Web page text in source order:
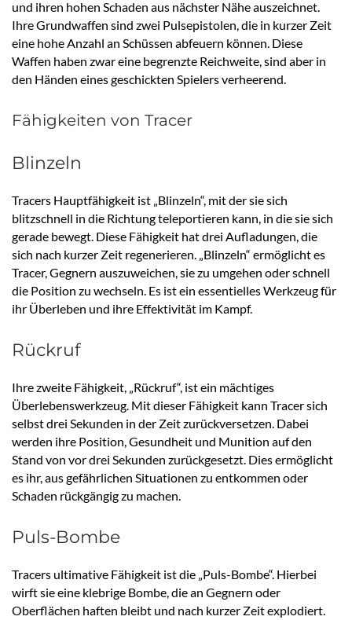
und ihren hohen Schaden aus nächster Nähe auszeichnet.
Ihre Grundwaffen sind zwei Pulsepistolen, die in kurzer Zeit
eine hohe Anzahl an Schüssen abfeuern können. Diese
Waffen haben zwar eine begrenzte Reichweite, sind aber in
den Händen eines geschickten Spielers verheerend.
Fähigkeiten von Tracer
Blinzeln
Tracers Hauptfähigkeit ist „Blinzeln“, mit der sie sich
blitzschnell in die Richtung teleportieren kann, in die sie sich
gerade bewegt. Diese Fähigkeit hat drei Aufladungen, die
sich nach kurzer Zeit regenerieren. „Blinzeln“ ermöglicht es
Tracer, Gegnern auszuweichen, sie zu umgehen oder schnell
die Position zu wechseln. Es ist ein essentielles Werkzeug für
ihr Überleben und ihre Effektivität im Kampf.
Rückruf
Ihre zweite Fähigkeit, „Rückruf“, ist ein mächtiges
Überlebenswerkzeug. Mit dieser Fähigkeit kann Tracer sich
selbst drei Sekunden in der Zeit zurückversetzen. Dabei
werden ihre Position, Gesundheit und Munition auf den
Stand von vor drei Sekunden zurückgesetzt. Dies ermöglicht
es ihr, aus gefährlichen Situationen zu entkommen oder
Schaden rückgängig zu machen.
Puls-Bombe
Tracers ultimative Fähigkeit ist die „Puls-Bombe“. Hierbei
wirft sie eine klebrige Bombe, die an Gegnern oder
Oberflächen haften bleibt und nach kurzer Zeit explodiert.